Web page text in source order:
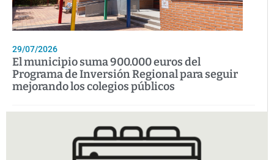
29/07/2026
El municipio suma 900.000 euros del
Programa de Inversión Regional para seguir
mejorando los colegios públicos